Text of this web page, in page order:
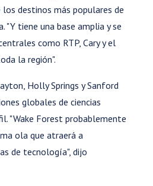
destinos más populares de
"Y tiene una base amplia y se
como RTP, Cary y el
la región".
Holly Springs y Sanford
globales de ciencias
"Wake Forest probablemente
ola que atraerá a
de tecnología", dijo